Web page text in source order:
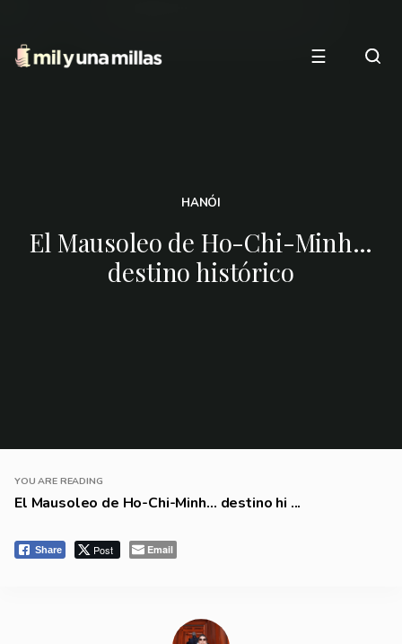
☰
HANÓI
El Mausoleo de Ho-Chi-Minh…
destino histórico
YOU ARE READING
El Mausoleo de Ho-Chi-Minh… destino hi ...
Share Post Email